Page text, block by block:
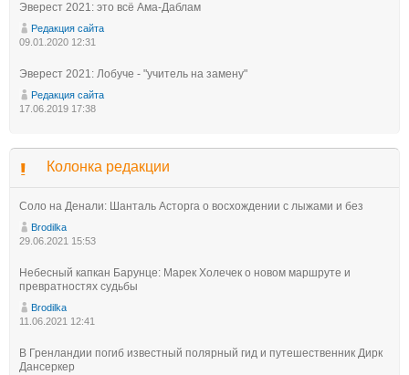
Эверест 2021: это всё Ама-Даблам
Редакция сайта
09.01.2020 12:31
Эверест 2021: Лобуче - "учитель на замену"
Редакция сайта
17.06.2019 17:38
Колонка редакции
Соло на Денали: Шанталь Асторга о восхождении с лыжами и без
Brodilka
29.06.2021 15:53
Небесный капкан Барунце: Марек Холечек о новом маршруте и
превратностях судьбы
Brodilka
11.06.2021 12:41
В Гренландии погиб известный полярный гид и путешественник Дирк
Дансеркер